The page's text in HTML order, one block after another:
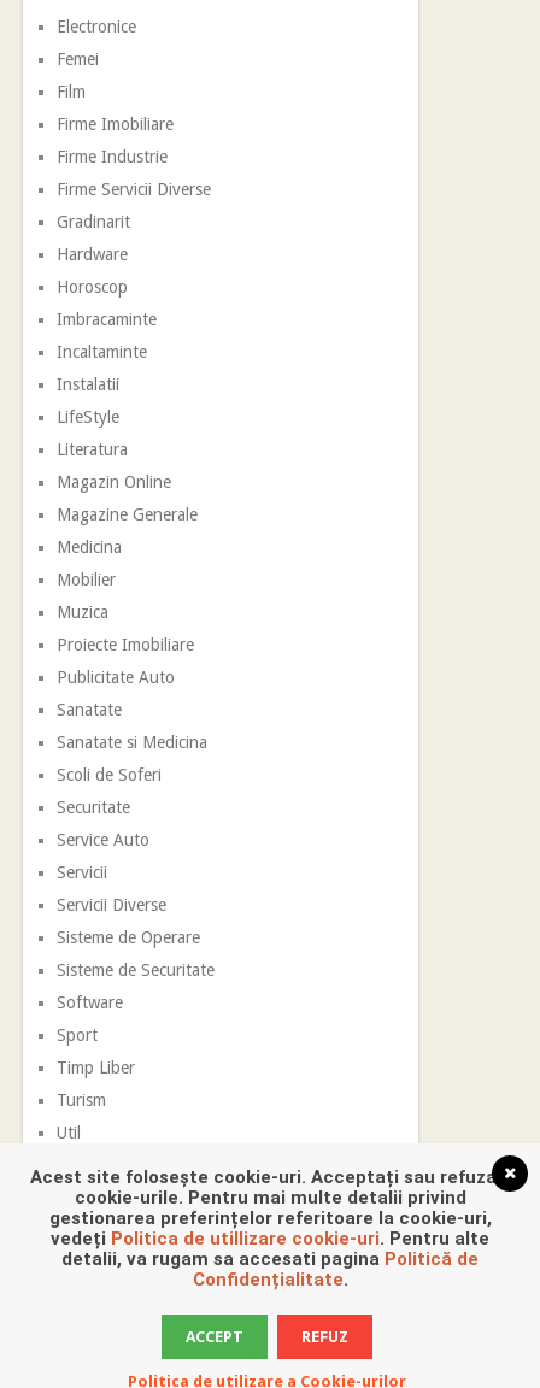
Electronice
Femei
Film
Firme Imobiliare
Firme Industrie
Firme Servicii Diverse
Gradinarit
Hardware
Horoscop
Imbracaminte
Incaltaminte
Instalatii
LifeStyle
Literatura
Magazin Online
Magazine Generale
Medicina
Mobilier
Muzica
Proiecte Imobiliare
Publicitate Auto
Sanatate
Sanatate si Medicina
Scoli de Soferi
Securitate
Service Auto
Servicii
Servicii Diverse
Sisteme de Operare
Sisteme de Securitate
Software
Sport
Timp Liber
Turism
Util
Promovare Digitala Copyright © 2026.
Acest site folosește cookie-uri. Acceptați sau refuzați
cookie-urile. Pentru mai multe detalii privind
gestionarea preferințelor referitoare la cookie-uri,
vedeți Politica de utillizare cookie-uri. Pentru alte
detalii, va rugam sa accesati pagina Politică de
Confidențialitate.
ACCEPT REFUZ
Politica de utilizare a Cookie-urilor